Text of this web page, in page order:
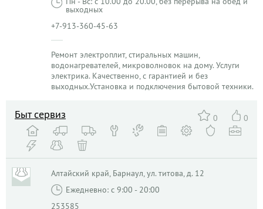
выходных
+7-913-360-45-63
Ремонт электроплит, стиральных машин,
водонагревателей, микроволновок на дому. Услуги
электрика. Качественно, с гарантией и без
выходных.Установка и подключения бытовой техники.
0 0
Быт сервиз
Алтайский край, Барнаул, ул. титова, д. 12
Ежедневно: с 9:00 - 20:00
253585